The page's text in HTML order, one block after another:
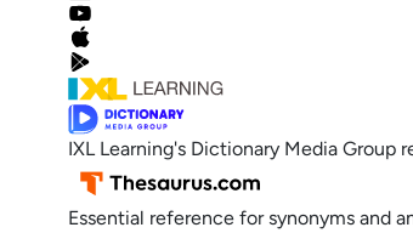
IXL Learning's Dictionary Media Group
Essential reference for synonyms and